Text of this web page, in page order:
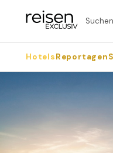
Suchen
HotelsReportagen